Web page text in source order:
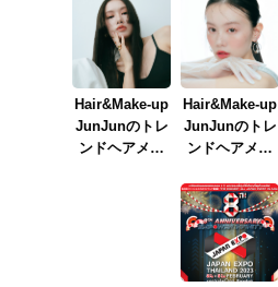
Hair&Make-up
JunJunのトレ
ンドヘアメイ
Hair&Make-up
JunJunのトレ
ンドヘアメイ
イク
ver.2023』